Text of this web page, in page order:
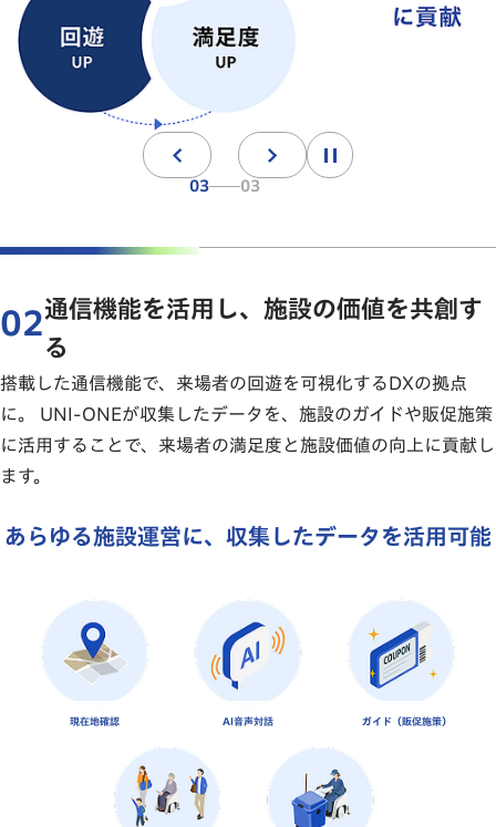
02 03
独自の通信機能で、来場者の移動を
02通信機能を活用し、施設の価値を共創す
る
搭載した通信機能で、来場者の回遊を可視化するDXの拠点
に。 UNI-ONEが収集したデータを、施設のガイドや販促施策
に活用することで、来場者の満足度と施設価値の向上に貢献し
ます。